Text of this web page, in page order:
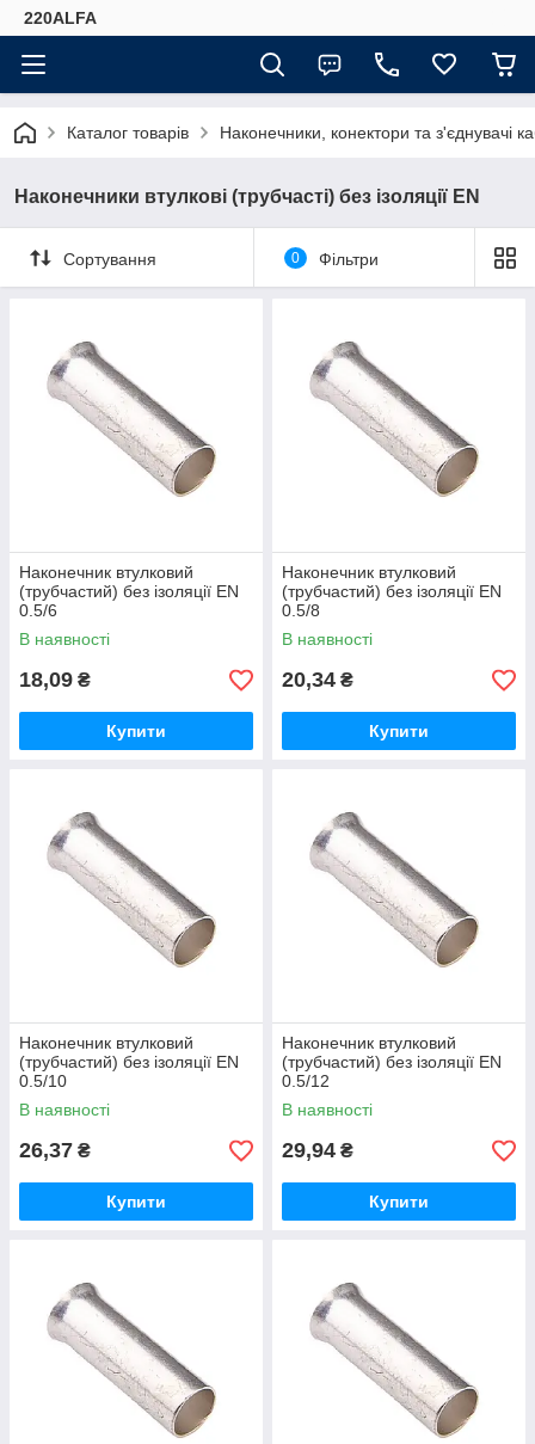
220ALFA
Каталог товарів Наконечники, конектори та з'єднувачі
Наконечники втулкові (трубчасті) без ізоляції EN
Сортування 0 Фільтри
Наконечник втулковий
(трубчастий) без ізоляції EN
0.5/6
В наявності
18,09 ₴
Купити
Наконечник втулковий
(трубчастий) без ізоляції EN
0.5/8
В наявності
20,34 ₴
Купити
Наконечник втулковий
(трубчастий) без ізоляції EN
0.5/10
В наявності
26,37 ₴
Купити
Наконечник втулковий
(трубчастий) без ізоляції EN
0.5/12
В наявності
29,94 ₴
Купити